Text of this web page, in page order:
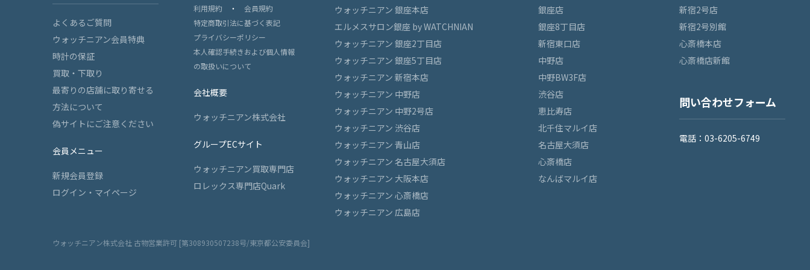
よくあるご質問
ウォッチニアン会員特典
時計の保証
買取・下取り
最寄りの店舗に取り寄せる
方法について
偽サイトにご注意ください
会員メニュー
新規会員登録
ログイン・マイページ
利用規約 ・ 会員規約
特定商取引法に基づく表記
プライバシーポリシー
本人確認手続きおよび個人情報
の取扱いについて
会社概要
ウォッチニアン株式会社
グループECサイト
ウォッチニアン買取専門店
ロレックス専門店Quark
ウォッチニアン 銀座本店
エルメスサロン銀座 by WATCHNIAN
ウォッチニアン 銀座2丁目店
ウォッチニアン 銀座5丁目店
ウォッチニアン 新宿本店
ウォッチニアン 中野店
ウォッチニアン 中野2号店
ウォッチニアン 渋谷店
ウォッチニアン 青山店
ウォッチニアン 名古屋大須店
ウォッチニアン 大阪本店
ウォッチニアン 心斎橋店
ウォッチニアン 広島店
銀座店
銀座8丁目店
新宿東口店
中野店
中野BW3F店
渋谷店
恵比寿店
北千住マルイ店
名古屋大須店
心斎橋店
なんばマルイ店
新宿2号店
新宿2号別館
心斎橋本店
心斎橋店新館
問い合わせフォーム
電話：03-6205-6749
ウォッチニアン株式会社 古物営業許可 [第308930507238号/東京都公安委員会]